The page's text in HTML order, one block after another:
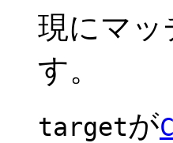
現にマッ
す。
targetが